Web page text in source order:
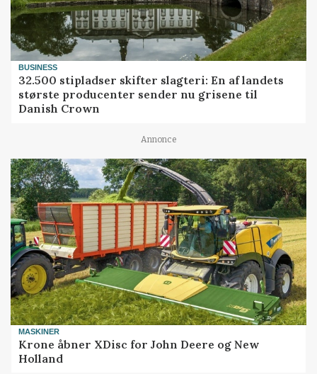
BUSINESS
32.500 stipladser skifter slagteri: En af landets
største producenter sender nu grisene til
Danish Crown
Annonce
MASKINER
Krone åbner XDisc for John Deere og New
Holland